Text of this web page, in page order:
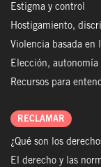
Estigma y control
Hostigamiento,
Violencia basada en
Elección,
Recursos para
RECLAMAR
¿Qué son los
El derecho y las